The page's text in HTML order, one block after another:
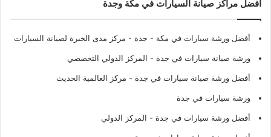
افضل مراكز صيانة السيارات في مكة وجدة
أفضل ورشة سيارات في مكة - جدة - مركز مدى الخبرة لصيانة السيارات
ورشة صيانة سيارات في جدة - المركز الدولي التخصصي
أفضل ورشة صيانة سيارات في جدة - مركز العالمية الحديث
ورشة سيارات في جدة
أفضل ورشة سيارات في جدة - المركز الدولي